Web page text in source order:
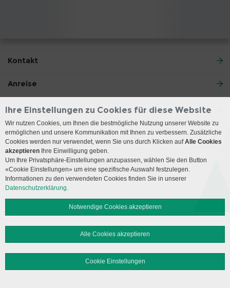
Kontakt
Anreise
Social Media
Impressum Disclaimer Datenschutz Sitemap
© 2026 Insel Gruppe AG
Ihre Einstellungen zu Cookies für diese Website
Wir nutzen Cookies, um Ihnen die bestmögliche Nutzung unserer Website zu
ermöglichen und unsere Kommunikation mit Ihnen zu verbessern. Zusätzliche
Cookies werden nur verwendet, wenn Sie uns durch Klicken aufAlle Cookies
akzeptieren Ihre Einwilligung geben.
Um Ihre Privatsphäre-Einstellungen anzupassen, wählen Sie den Button
«Cookie Einstellungen» um eine spezifische Auswahl festzulegen.
Informationen zu den verwendeten Cookies finden Sie in unserer
Datenschutzerklärung.
Notwendige Cookies akzeptieren
Alle Cookies akzeptieren
Cookie Einstellungen